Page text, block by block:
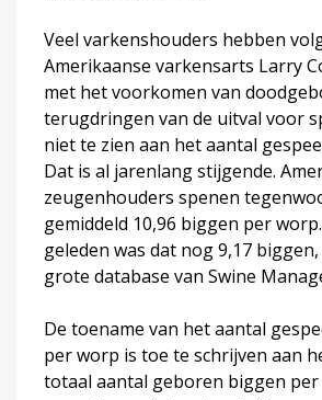
Veel varkenshouders hebben
Amerikaanse varkensarts Larry
met het voorkomen van
terugdringen van de uitval voor
niet te zien aan het aantal
Dat is al jarenlang stijgende.
zeugenhouders spenen
gemiddeld 10,96 biggen per
geleden was dat nog 9,17
grote database van Swine
De toename van het aantal
per worp is toe te schrijven aan
totaal aantal geboren biggen per